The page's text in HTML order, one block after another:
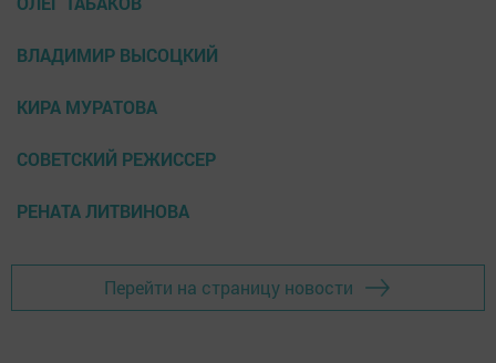
ВЛАДИМИР ВЫСОЦКИЙ
КИРА МУРАТОВА
СОВЕТСКИЙ РЕЖИССЕР
РЕНАТА ЛИТВИНОВА
Перейти на страницу новости